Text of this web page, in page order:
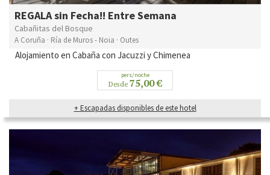
REGALA sin Fecha!! Entre Semana
Cabañitas del Bosque
A Coruña · Ría de Muros - Noia · Outes
Alojamiento en Cabaña con Jacuzzi y Chimenea
pers/noche
Desde 75,00 €
+ Escapadas disponibles de este hotel